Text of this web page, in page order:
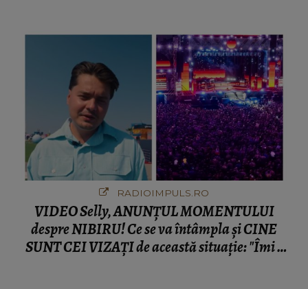
RADIOIMPULS.RO
VIDEO Selly, ANUNȚUL MOMENTULUI
despre NIBIRU! Ce se va întâmpla și CINE
SUNT CEI VIZAȚI de această situație: "Îmi e